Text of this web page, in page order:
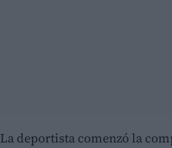
La deportista comenzó la